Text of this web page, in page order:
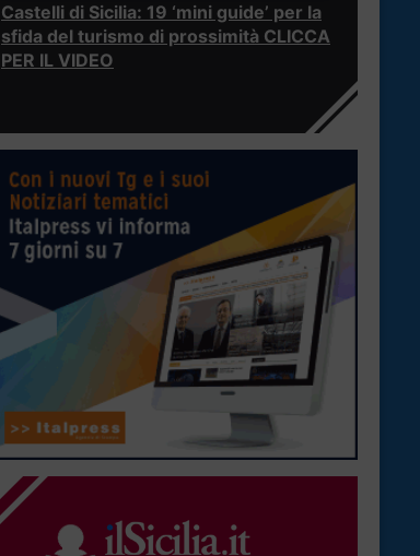
Castelli di Sicilia: 19 ‘mini guide’ per la
sfida del turismo di prossimità CLICCA
PER IL VIDEO